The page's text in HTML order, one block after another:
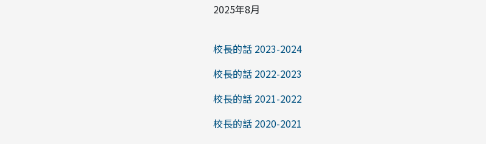
2025年8月
校長的話 2023-2024
校長的話 2022-2023
校長的話 2021-2022
校長的話 2020-2021